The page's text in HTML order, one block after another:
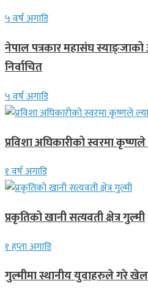
५ वर्ष अगाडि
नेपाल पत्रकार महासंघ स्याङ्जाको
निर्वाचित
५ वर्ष अगाडि
प्रविशा अघिकारीको स्वरमा
१ वर्ष अगाडि
प्रकृतिको खानी सत्यवती क्षेत्र गुल्मी
१ हप्ता अगाडि
गुल्मीमा स्थानीय युवाहरुले गरे